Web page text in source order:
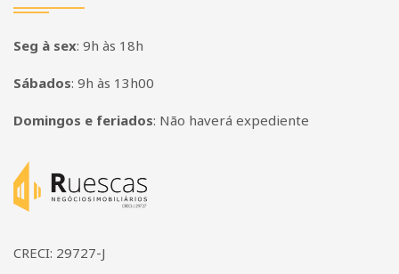
Seg à sex: 9h às 18h
Sábados: 9h às 13h00
Domingos e feriados: Não haverá expediente
Página inicial
CRECI: 29727-J